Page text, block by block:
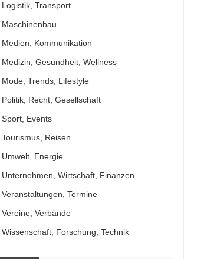
Logistik, Transport
Maschinenbau
Medien, Kommunikation
Medizin, Gesundheit, Wellness
Mode, Trends, Lifestyle
Politik, Recht, Gesellschaft
Sport, Events
Tourismus, Reisen
Umwelt, Energie
Unternehmen, Wirtschaft, Finanzen
Veranstaltungen, Termine
Vereine, Verbände
Wissenschaft, Forschung, Technik